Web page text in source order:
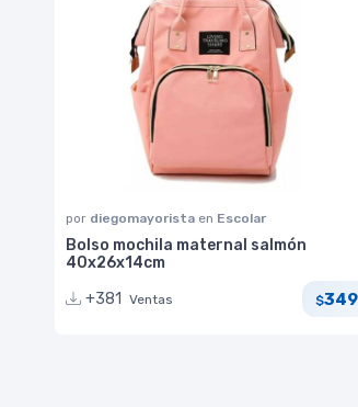
por diegomayorista en Escolar
Bolso mochila maternal salmón
40x26x14cm
+381
Ventas $349